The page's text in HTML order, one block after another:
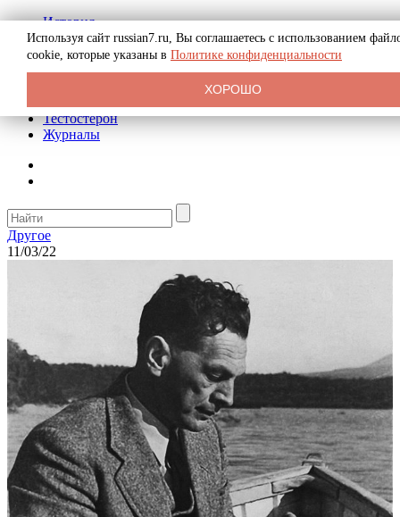
История
Биография
Криминал
Реклама на сайте
Тестостерон
Журналы
Другое
11/03/22
Используя сайт russian7.ru, Вы соглашаетесь с использованием
cookie, которые указаны в Политике конфиденциальности
ХОРОШО